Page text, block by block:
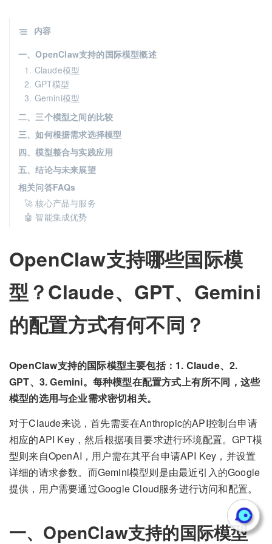
OpenClaw支持哪些国际模
型？Claude、GPT、Gemini
的配置方式有何不同？
OpenClaw支持的国际模型主要包括：1. Claude、2.
GPT、3. Gemini。每种模型在配置方式上有所不同，这些
模型的选用与企业需求密切相关。
对于Claude来说，首先需要在Anthropic的API控制台申请
相应的API Key，然后根据项目要求进行环境配置。GPT模
型则来自OpenAI，用户需在其平台申请API Key，并设置
详细的请求参数。而Gemini模型则是由最近引入的Google
提供，用户需要通过Google Cloud服务进行访问和配置。
一、OpenClaw支持的国际模型
内容
一、OpenClaw支持的国际模型概述
1. Claude模型
2. GPT模型
3. Gemini模型
二、三个模型之间的比较
三、如何根据需求选择模型
四、模型整合与实践应用
五、结论与未来展望
相关问答FAQs
🚀 核心产品与服务
🤖 智能集成优势